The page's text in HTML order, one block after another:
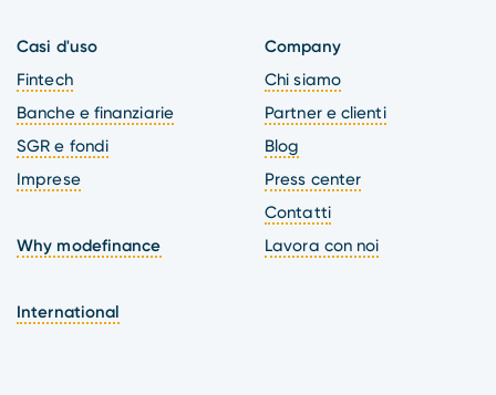
Casi d'uso
Fintech
Banche e finanziarie
SGR e fondi
Imprese
Why modefinance
International
Company
Chi siamo
Partner e clienti
Blog
Press center
Contatti
Lavora con noi